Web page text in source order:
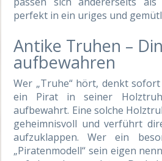
perfekt in ein uriges und
Antike Truhen –
aufbewahren
Wer „Truhe“ hört, denkt
ein Pirat in seiner
aufbewahrt. Eine solche
geheimnisvoll und verführt
aufzuklappen. Wer ein
„Piratenmodell“ sein eigen